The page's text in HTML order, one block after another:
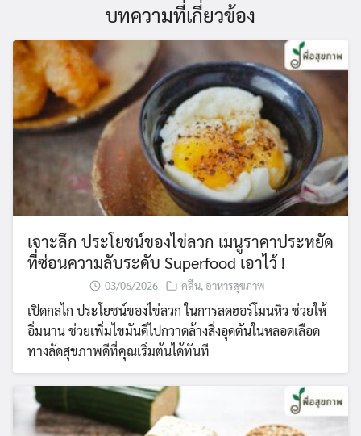
บทความที่เกี่ยวข้อง
เจาะลึก ประโยชน์ของไข่ลวก เมนูราคาประหยัด
ที่ซ่อนความลับระดับ Superfood เอาไว้ !
03/06/2026 คลีน, อาหารสุขภาพ
เปิดกลไก ประโยชน์ของไข่ลวก ในการลดฮอร์โมนหิว ช่วยให้
อิ่มนาน ช่วยเพิ่มไขมันดีไปกวาดล้างสิ่งอุดตันในหลอดเลือด
ทางลัดสุขภาพดีที่คุณเริ่มต้นได้ทันที